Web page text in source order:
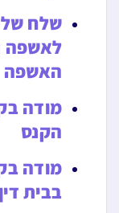
שלח
לאשפה
האשפה
מודה
הקנס
מודה
בבית